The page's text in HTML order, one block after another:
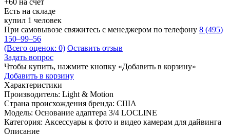
Есть на складе
купил 1 человек
При самовывозе свяжитесь с менеджером по телефону 8 (495)
150–99–56
(Всего оценок: 0) Оставить отзыв
Задать вопрос
Чтобы купить, нажмите кнопку «Добавить в корзину»
Добавить в корзину
Характеристики
Производитель: Light & Motion
Страна происхождения бренда: США
Модель: Основание адаптера 3/4 LOCLINE
Категория: Аксессуары к фото и видео камерам для дайвинга
Описание